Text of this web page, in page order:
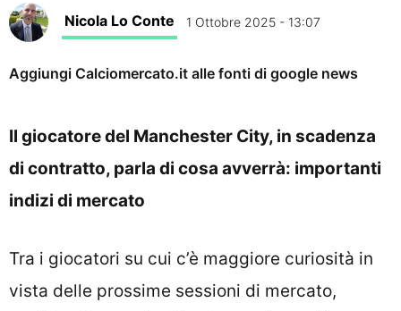
Nicola Lo Conte 1 Ottobre 2025 - 13:07
Aggiungi Calciomercato.it alle fonti di google news
Il giocatore del Manchester City, in scadenza
di contratto, parla di cosa avverrà: importanti
indizi di mercato
Tra i giocatori su cui c’è maggiore curiosità in
vista delle prossime sessioni di mercato,